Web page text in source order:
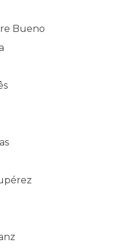
Bueno